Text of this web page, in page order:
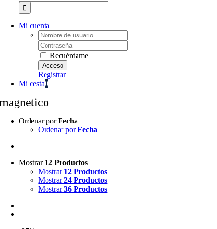
Mi cuenta
Username:
Password:
Recuérdame
Registrar
Mi cesta0
magnetico
Ordenar porFecha
Ordenar porFecha
Mostrar 12 Productos
Mostrar 12 Productos
Mostrar24 Productos
Mostrar36 Productos